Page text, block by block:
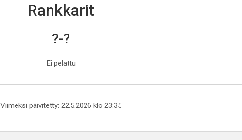
Rankkarit
?-?
Ei pelattu
Viimeksi päivitetty: 22.5.2026 klo 23:35